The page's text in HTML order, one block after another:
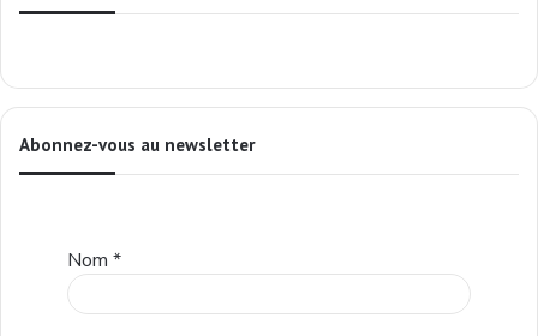
Abonnez-vous au newsletter
Nom *